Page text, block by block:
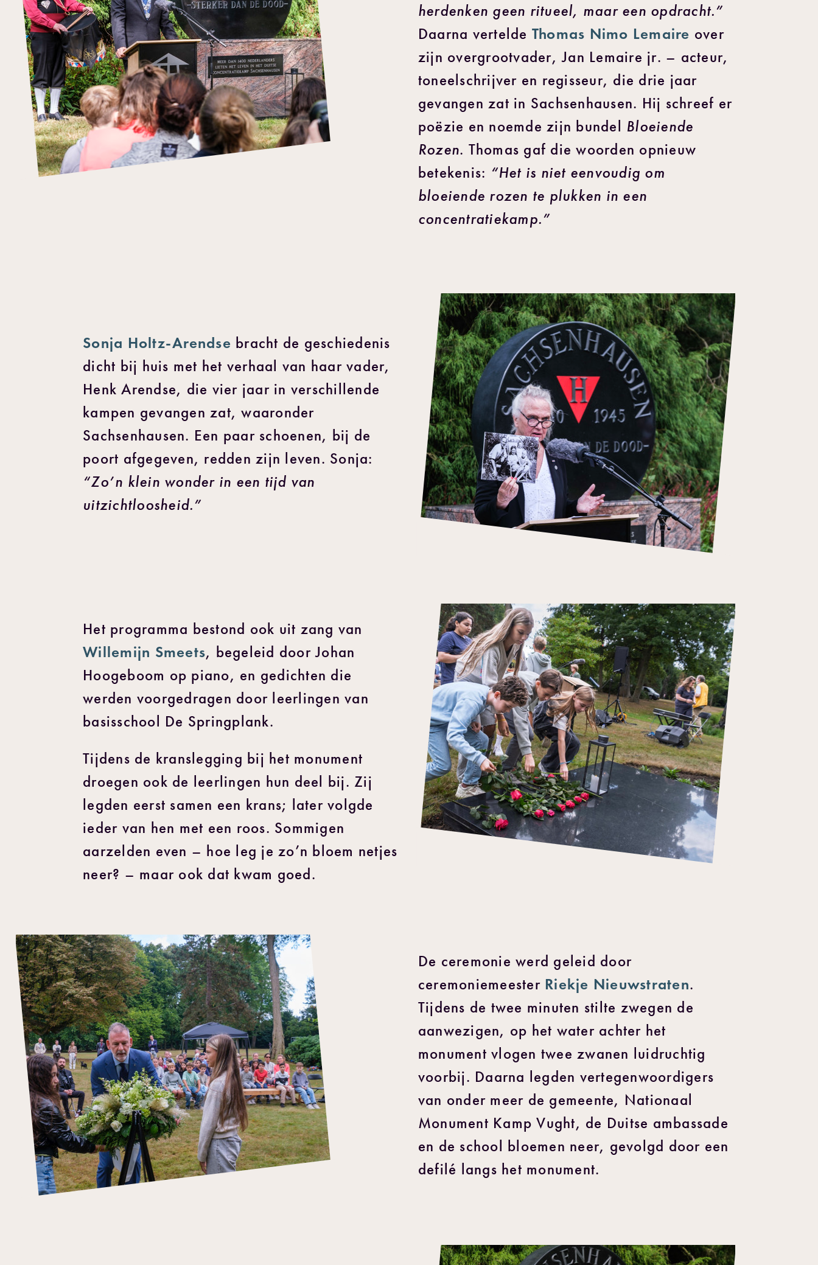
herdenken geen ritueel, maar een opdracht.”
Daarna vertelde Thomas Nimo Lemaire over
zijn overgrootvader, Jan Lemaire jr. – acteur,
toneelschrijver en regisseur, die drie jaar
gevangen zat in Sachsenhausen. Hij schreef er
poëzie en noemde zijn bundel Bloeiende
Rozen. Thomas gaf die woorden opnieuw
betekenis: “Het is niet eenvoudig om
bloeiende rozen te plukken in een
concentratiekamp.”
Sonja Holtz-Arendse bracht de geschiedenis
dicht bij huis met het verhaal van haar vader,
Henk Arendse, die vier jaar in verschillende
kampen gevangen zat, waaronder
Sachsenhausen. Een paar schoenen, bij de
poort afgegeven, redden zijn leven. Sonja:
“Zo’n klein wonder in een tijd van
uitzichtloosheid.”
Het programma bestond ook uit zang van
Willemijn Smeets, begeleid door Johan
Hoogeboom op piano, en gedichten die
werden voorgedragen door leerlingen van
basisschool De Springplank.
Tijdens de kranslegging bij het monument
droegen ook de leerlingen hun deel bij. Zij
legden eerst samen een krans; later volgde
ieder van hen met een roos. Sommigen
aarzelden even – hoe leg je zo’n bloem netjes
neer? – maar ook dat kwam goed.
De ceremonie werd geleid door
ceremoniemeester Riekje Nieuwstraten.
Tijdens de twee minuten stilte zwegen de
aanwezigen, op het water achter het
monument vlogen twee zwanen luidruchtig
voorbij. Daarna legden vertegenwoordigers
van onder meer de gemeente, Nationaal
Monument Kamp Vught, de Duitse ambassade
en de school bloemen neer, gevolgd door een
defilé langs het monument.